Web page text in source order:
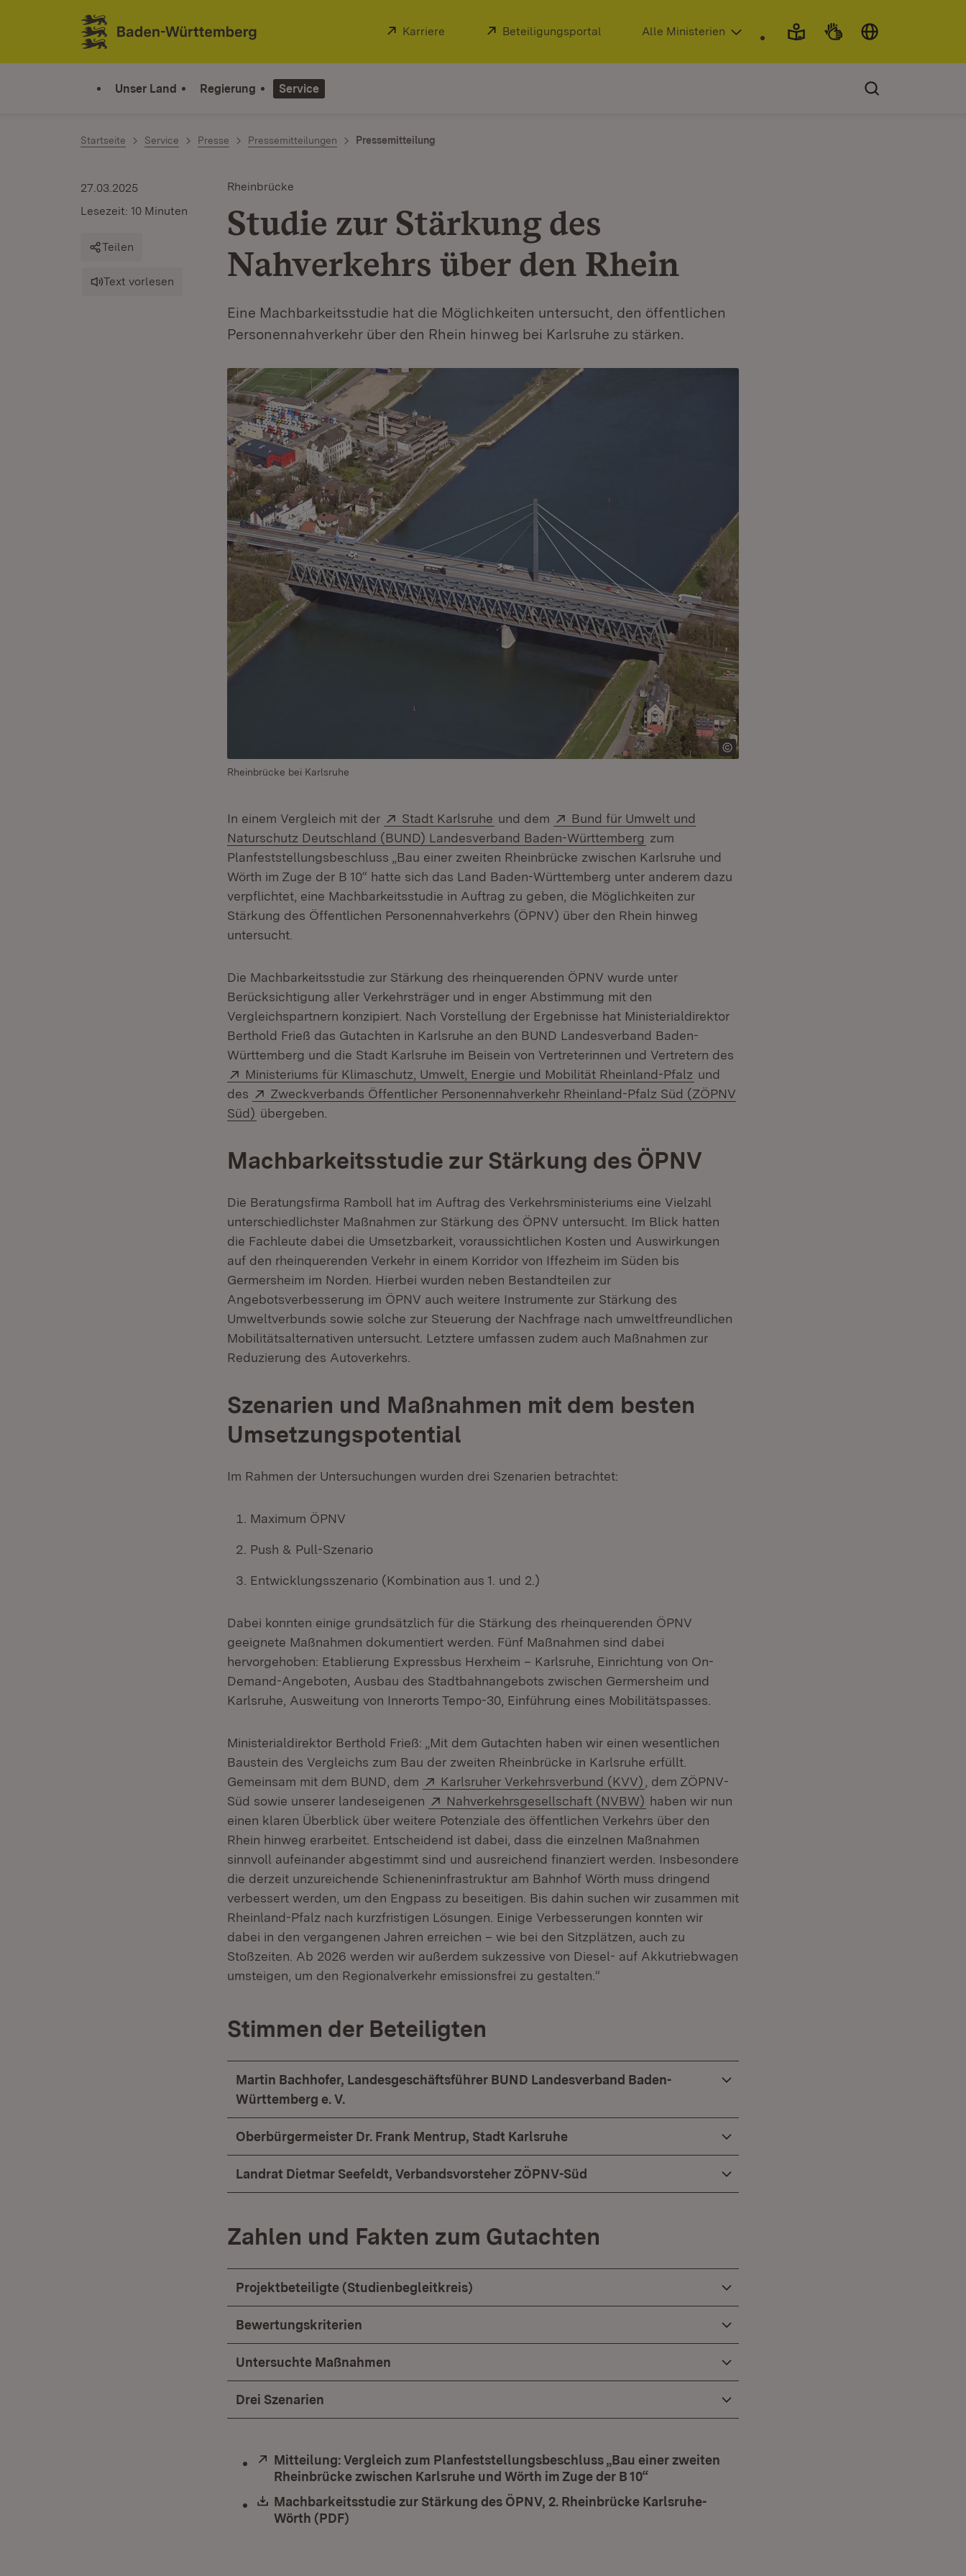
Zum Inhalt springen
Link zur Startseite
Extern:
Karriere (Öffnet in neuem Fenster)
Extern:
Beteiligungsportal (Öffnet in neuem Fenster)
Alle Ministerien
Unser Land Regierung Service
Startseite Service Presse Pressemitteilungen Pressemitteilung
Rheinbrücke
Studie zur Stärkung des
Nahverkehrs über den Rhein
Eine Machbarkeitsstudie hat die Möglichkeiten untersucht, den öffentlichen
Personennahverkehr über den Rhein hinweg bei Karlsruhe zu stärken.
27.03.2025
Lesezeit: 10 Minuten
Teilen
Text vorlesen
Rheinbrücke bei Karlsruhe
In einem Vergleich mit der Extern:
Stadt Karlsruhe (Öffnet in neuem Fenster)
und dem Extern:
Bund für Umwelt und
Naturschutz Deutschland (BUND) Landesverband Baden-Württemberg (Öffnet in neuem Fenster)
zum
Planfeststellungsbeschluss „Bau einer zweiten Rheinbrücke zwischen Karlsruhe und
Wörth im Zuge der B 10“ hatte sich das Land Baden-Württemberg unter anderem dazu
verpflichtet, eine Machbarkeitsstudie in Auftrag zu geben, die Möglichkeiten zur
Stärkung des Öffentlichen Personennahverkehrs (ÖPNV) über den Rhein hinweg
untersucht.
Die Machbarkeitsstudie zur Stärkung des rheinquerenden ÖPNV wurde unter
Berücksichtigung aller Verkehrsträger und in enger Abstimmung mit den
Vergleichspartnern konzipiert. Nach Vorstellung der Ergebnisse hat Ministerialdirektor
Berthold Frieß das Gutachten in Karlsruhe an den BUND Landesverband Baden-
Württemberg und die Stadt Karlsruhe im Beisein von Vertreterinnen und Vertretern des
Extern:
Ministeriums für Klimaschutz, Umwelt, Energie und Mobilität Rheinland-Pfalz (Öffnet in neuem Fenster)
und
des
Extern:
Zweckverbands Öffentlicher Personennahverkehr Rheinland-Pfalz Süd (ZÖPNV
Süd) (Öffnet in neuem Fenster)
übergeben.
Machbarkeitsstudie zur Stärkung des ÖPNV
Die Beratungsfirma Ramboll hat im Auftrag des Verkehrsministeriums eine Vielzahl
unterschiedlichster Maßnahmen zur Stärkung des ÖPNV untersucht. Im Blick hatten
die Fachleute dabei die Umsetzbarkeit, voraussichtlichen Kosten und Auswirkungen
auf den rheinquerenden Verkehr in einem Korridor von Iffezheim im Süden bis
Germersheim im Norden. Hierbei wurden neben Bestandteilen zur
Angebotsverbesserung im ÖPNV auch weitere Instrumente zur Stärkung des
Umweltverbunds sowie solche zur Steuerung der Nachfrage nach umweltfreundlichen
Mobilitätsalternativen untersucht. Letztere umfassen zudem auch Maßnahmen zur
Reduzierung des Autoverkehrs.
Szenarien und Maßnahmen mit dem besten
Umsetzungspotential
Im Rahmen der Untersuchungen wurden drei Szenarien betrachtet:
Maximum ÖPNV
Push & Pull-Szenario
Entwicklungsszenario (Kombination aus 1. und 2.)
Dabei konnten einige grundsätzlich für die Stärkung des rheinquerenden ÖPNV
geeignete Maßnahmen dokumentiert werden. Fünf Maßnahmen sind dabei
hervorgehoben: Etablierung Expressbus Herxheim – Karlsruhe, Einrichtung von On-
Demand-Angeboten, Ausbau des Stadtbahnangebots zwischen Germersheim und
Karlsruhe, Ausweitung von Innerorts Tempo-30, Einführung eines Mobilitätspasses.
Ministerialdirektor Berthold Frieß:
„Mit dem Gutachten haben wir einen wesentlichen
Baustein des Vergleichs zum Bau der zweiten Rheinbrücke in Karlsruhe erfüllt.
Gemeinsam mit dem BUND, dem
Extern:
Karlsruher Verkehrsverbund (KVV) (Öffnet in neuem Fenster)
, dem ZÖPNV-
Süd sowie unserer landeseigenen
Extern:
Nahverkehrsgesellschaft (NVBW) (Öffnet in neuem Fenster)
haben wir nun
einen klaren Überblick über weitere Potenziale des öffentlichen Verkehrs über den
Rhein hinweg erarbeitet. Entscheidend ist dabei, dass die einzelnen Maßnahmen
sinnvoll aufeinander abgestimmt sind und ausreichend finanziert werden. Insbesondere
die derzeit unzureichende Schieneninfrastruktur am Bahnhof Wörth muss dringend
verbessert werden, um den Engpass zu beseitigen. Bis dahin suchen wir zusammen mit
Rheinland-Pfalz nach kurzfristigen Lösungen. Einige Verbesserungen konnten wir
dabei in den vergangenen Jahren erreichen – wie bei den Sitzplätzen, auch zu
Stoßzeiten. Ab 2026 werden wir außerdem sukzessive von Diesel- auf Akkutriebwagen
umsteigen, um den Regionalverkehr emissionsfrei zu gestalten.“
Stimmen der Beteiligten
Martin Bachhofer, Landesgeschäftsführer BUND Landesverband Baden-
Württemberg e. V.
Oberbürgermeister Dr. Frank Mentrup, Stadt Karlsruhe
Landrat Dietmar Seefeldt, Verbandsvorsteher ZÖPNV-Süd
Zahlen und Fakten zum Gutachten
Projektbeteiligte (Studienbegleitkreis)
Bewertungskriterien
Untersuchte Maßnahmen
Drei Szenarien
Extern:
Mitteilung: Vergleich zum Planfeststellungsbeschluss „Bau einer zweiten
Rheinbrücke zwischen Karlsruhe und Wörth im Zuge der B 10“
Download:
Machbarkeitsstudie zur Stärkung des ÖPNV, 2. Rheinbrücke Karlsruhe-
Wörth (PDF)